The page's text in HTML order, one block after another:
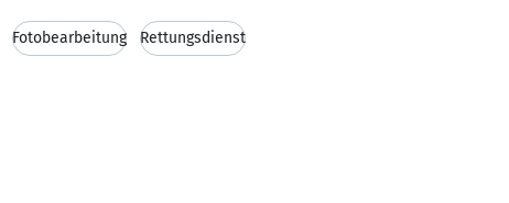
Fotobearbeitung Rettungsdienst